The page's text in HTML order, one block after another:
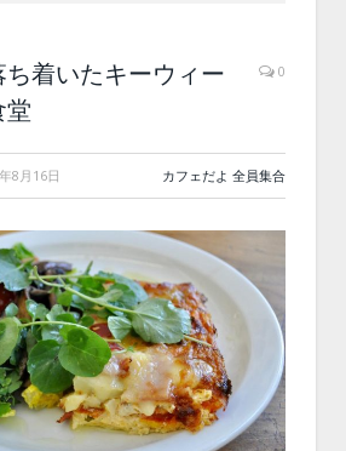
ち着いたキーウィー
堂
0
8月16日 カフェだよ 全員集合